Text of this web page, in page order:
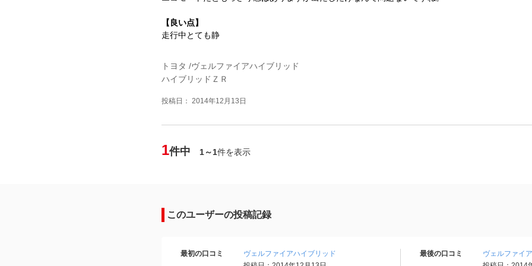
【良い点】
走行中とても静
トヨタ /ヴェルファイアハイブリッド
ハイブリッドＺＲ
投稿日： 2014年12月13日
1件中 1～1件を表示
このユーザーの投稿記録
最初の口コミ
ヴェルファイアハイブリッド
最後の口コミ
ヴェルファイ